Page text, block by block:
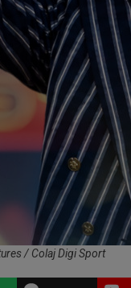
/ Colaj Digi Sport